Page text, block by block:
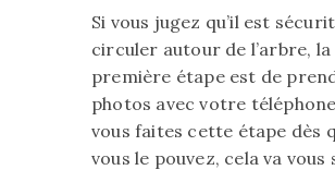
Si vous jugez qu’il est
circuler autour de l’arbre, la
première étape est de
photos avec votre
vous faites cette étape dès
vous le pouvez, cela va vous